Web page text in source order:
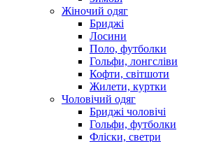
Жіночий одяг
Бриджі
Лосини
Поло, футболки
Гольфи, лонгсліви
Кофти, світшоти
Жилети, куртки
Чоловічий одяг
Бриджі чоловічі
Гольфи, футболки
Фліски, светри